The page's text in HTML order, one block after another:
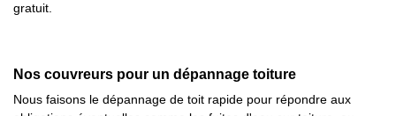
gratuit.
Nos couvreurs pour un dépannage toiture
Nous faisons le dépannage de toit rapide pour répondre aux